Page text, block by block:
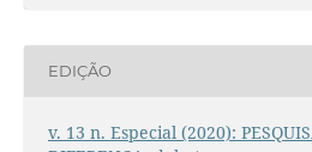
EDIÇÃO
v. 13 n. Especial (2020):